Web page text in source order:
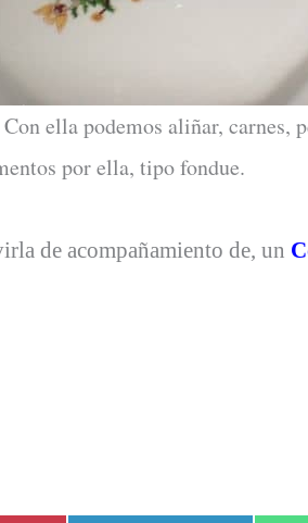
Con ella podemos aliñar, carnes,
por ella, tipo fondue.
de acompañamiento de, un